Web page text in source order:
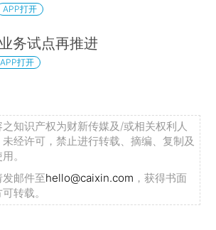
APP打开
务试点再推进
APP打开
知识产权为财新传媒及/或相关权利人
经许可，禁止进行转载、摘编、复制及
。
邮件至hello@caixin.com ，获得书面
转载。